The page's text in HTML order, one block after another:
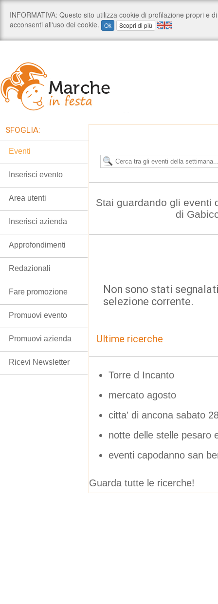
Stai guardando gli eventi
di
Non sono stati
selezione corrente.
Ultime ricerche
Torre d Incanto
mercato agosto
citta' di ancona sabato
notte delle stelle pesaro
eventi capodanno san
Guarda tutte le ricerche!
SFOGLIA:
Eventi
Inserisci evento
Area utenti
Inserisci azienda
Approfondimenti
Redazionali
Fare promozione
Promuovi evento
Promuovi azienda
Ricevi Newsletter